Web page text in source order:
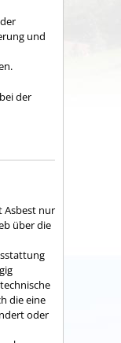
und
der
Asbest nur
über die
die eine
oder